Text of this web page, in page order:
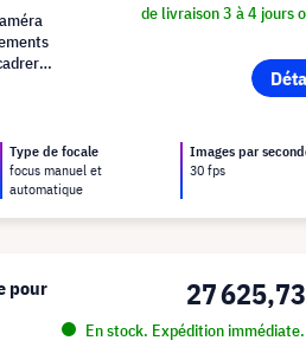
de livraison 3 à 4 jours
Type de focale
focus manuel et
automatique
Images par
30 fps
pour
27
En stock. Expédition